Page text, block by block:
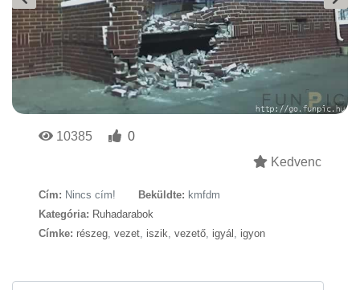
10385
0
Kedvenc
Cím: Nincs cím! Beküldte: kmfdm
Kategória: Ruhadarabok
Címke: részeg vezet iszik vezető igyál igyon